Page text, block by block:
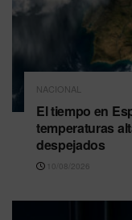
NACIONAL
El tiempo en
temperaturas
despejados
10/08/2026